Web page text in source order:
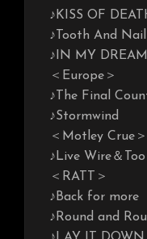
♪KISS OF
♪Tooth And Nail
♪IN MY
＜Europe＞
♪The Final
♪Stormwind
＜Motley Crue＞
♪Live Wire＆
＜RATT＞
♪Back for more
♪Round and